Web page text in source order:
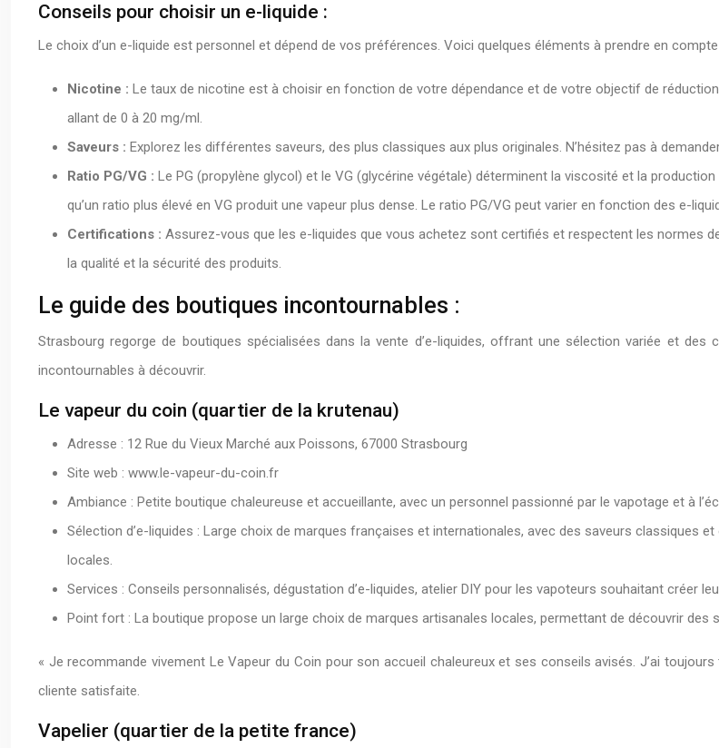
Conseils pour choisir un e-liquide :
Le choix d’un e-liquide est personnel et dépend de vos préférences. Voici quelques éléments à prendre en
Nicotine : Le taux de nicotine est à choisir en fonction de votre dépendance et de votre objectif de
allant de 0 à 20 mg/ml.
Saveurs : Explorez les différentes saveurs, des plus classiques aux plus originales. N’hésitez pas à
Ratio PG/VG : Le PG (propylène glycol) et le VG (glycérine végétale) déterminent la viscosité et la
qu’un ratio plus élevé en VG produit une vapeur plus dense. Le ratio PG/VG peut varier en fonction des e-
Certifications : Assurez-vous que les e-liquides que vous achetez sont certifiés et respectent les normes
la qualité et la sécurité des produits.
Le guide des boutiques incontournables :
Strasbourg regorge de boutiques spécialisées dans la vente d’e-liquides, offrant une sélection variée et
incontournables à découvrir.
Le vapeur du coin (quartier de la krutenau)
Adresse : 12 Rue du Vieux Marché aux Poissons, 67000 Strasbourg
Site web : www.le-vapeur-du-coin.fr
Ambiance : Petite boutique chaleureuse et accueillante, avec un personnel passionné par le vapotage et à
Sélection d’e-liquides : Large choix de marques françaises et internationales, avec des saveurs classiques
locales.
Services : Conseils personnalisés, dégustation d’e-liquides, atelier DIY pour les vapoteurs souhaitant créer
Point fort : La boutique propose un large choix de marques artisanales locales, permettant de découvrir des
« Je recommande vivement Le Vapeur du Coin pour son accueil chaleureux et ses conseils avisés. J’ai
cliente satisfaite.
Vapelier (quartier de la petite france)